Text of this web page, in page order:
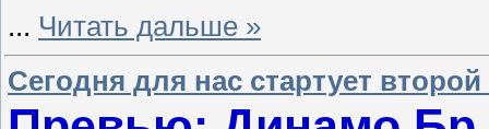
... Читать дальше »
Сегодня для нас стартует второй